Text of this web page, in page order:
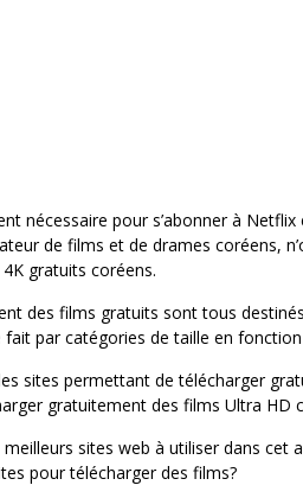
nécessaire pour s’abonner à
de films et de drames coréens,
gratuits coréens.
des films gratuits sont tous
fait par catégories de taille en
sites permettant de télécharger
gratuitement des films Ultra HD
sites web à utiliser dans cet
pour télécharger des films?